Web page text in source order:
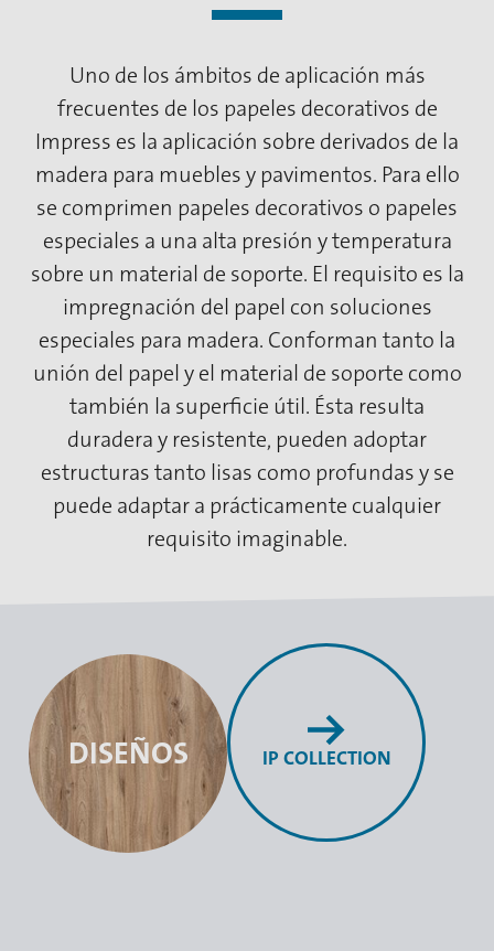
Uno de los ámbitos de aplicación más
frecuentes de los papeles decorativos de
Impress es la aplicación sobre derivados de la
madera para muebles y pavimentos. Para ello
se comprimen papeles decorativos o papeles
especiales a una alta presión y temperatura
sobre un material de soporte. El requisito es la
impregnación del papel con soluciones
especiales para madera. Conforman tanto la
unión del papel y el material de soporte como
también la superficie útil. Ésta resulta
duradera y resistente, pueden adoptar
estructuras tanto lisas como profundas y se
puede adaptar a prácticamente cualquier
requisito imaginable.
DISEÑOS IP COLLECTION